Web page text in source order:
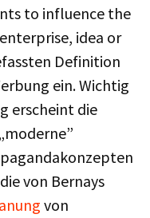
to influence the
idea or
Definition
ein. Wichtig
erscheint die
von Bernays
von